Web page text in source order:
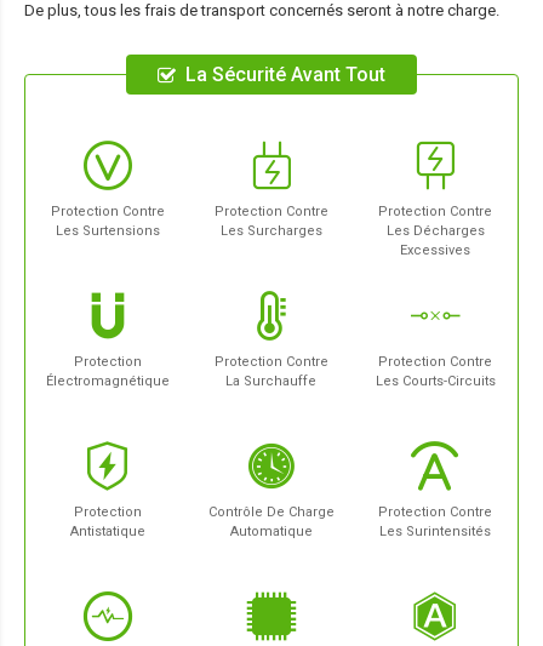
De plus, tous les frais de transport concernés seront à notre charge.
La Sécurité Avant Tout
Protection Contre
Les Surtensions
Protection Contre
Les Surcharges
Protection Contre
Les Décharges
Excessives
Protection
Électromagnétique
Protection Contre
La Surchauffe
Protection Contre
Les Courts-Circuits
Protection
Antistatique
Contrôle De Charge
Automatique
Protection Contre
Les Surintensités